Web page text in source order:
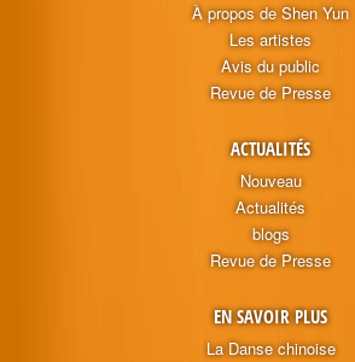
À propos de Shen Yun
Les artistes
Avis du public
Revue de Presse
ACTUALITÉS
Nouveau
Actualités
blogs
Revue de Presse
EN SAVOIR PLUS
La Danse chinoise